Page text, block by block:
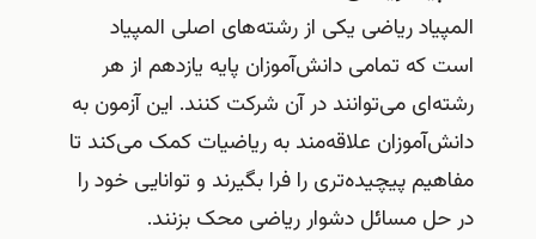
المپیاد ریاضی یکی از رشته‌های اصلی المپیاد
است که تمامی دانش‌آموزان پایه یازدهم از هر
رشته‌ای می‌توانند در آن شرکت کنند. این آزمون به
دانش‌آموزان علاقه‌مند به ریاضیات کمک می‌کند تا
مفاهیم پیچیده‌تری را فرا بگیرند و توانایی خود را
در حل مسائل دشوار ریاضی محک بزنند.